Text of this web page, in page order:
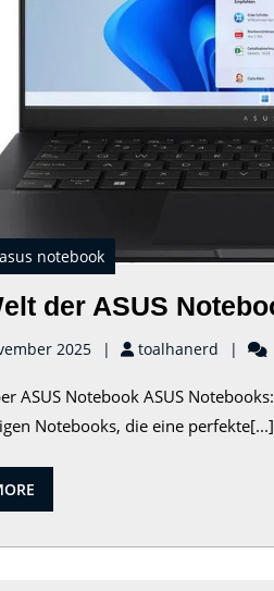
asus notebook
der ASUS
2025 toalhanerd
ASUS Notebook ASUS
Notebooks, die eine perfekte[...]
MORE